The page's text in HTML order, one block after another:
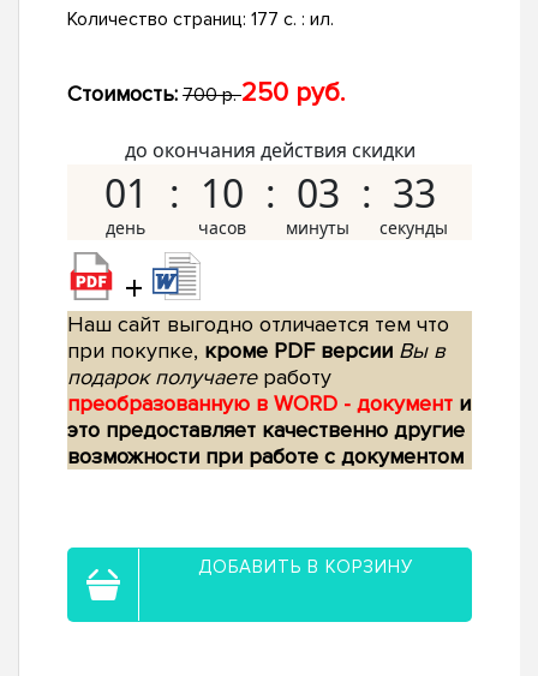
Количество страниц: 177 с. : ил.
Стоимость: 700 р.250 руб.
до окончания действия скидки
01 10 03 32
+
Наш сайт выгодно отличается тем что
при покупке, кроме PDF версии Вы в
подарок получаетеработу
преобразованную в WORD - документ и
это предоставляет качественно другие
возможности при работе с документом
ДОБАВИТЬ В КОРЗИНУ